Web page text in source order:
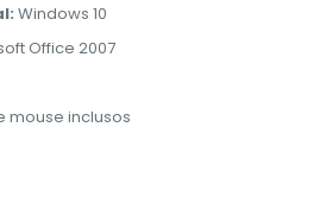
Windows 10
Office 2007
mouse inclusos